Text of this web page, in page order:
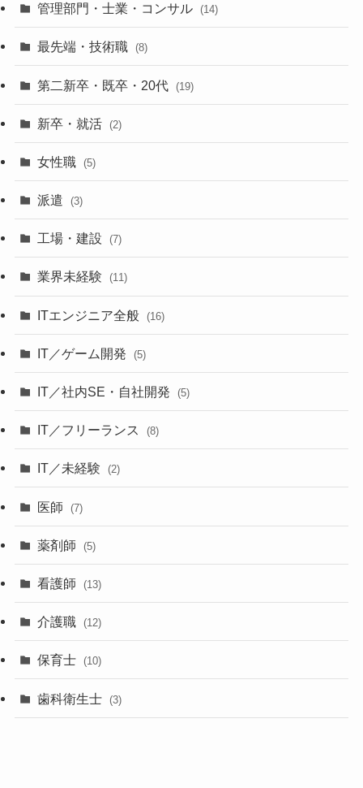
管理部門・士業・コンサル (14)
最先端・技術職 (8)
第二新卒・既卒・20代 (19)
新卒・就活 (2)
女性職 (5)
派遣 (3)
工場・建設 (7)
業界未経験 (11)
ITエンジニア全般 (16)
IT／ゲーム開発 (5)
IT／社内SE・自社開発 (5)
IT／フリーランス (8)
IT／未経験 (2)
医師 (7)
薬剤師 (5)
看護師 (13)
介護職 (12)
保育士 (10)
歯科衛生士 (3)